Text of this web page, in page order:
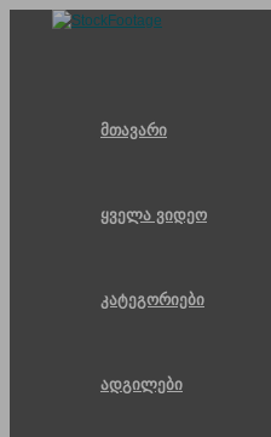
მთავარი
ყველა ვიდეო
კატეგორიები
ადგილები